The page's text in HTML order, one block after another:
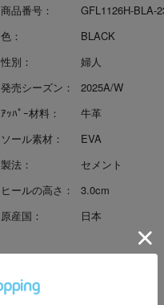
商品番号：
GFL1126H-BLA-
色：
BLACK
性別：
婦人
発売シーズン：
2025A/W
ｱｯﾊﾟｰ材料：
牛革
ソール素材：
EVA
製法：
セメント
ヒールの高さ：
3.0cm
原産国：
日本